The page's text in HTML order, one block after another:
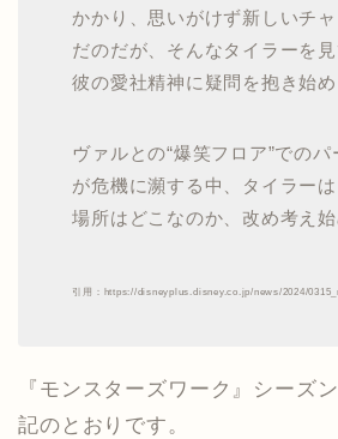
かかり、思いがけず新しいチ
だのだが、そんなタイラーを
彼の愛社精神に疑問を抱き始め
ヴァルとの“爆笑フロア”での
が危機に瀕する中、タイラー
場所はどこなのか、改め考え
引用：https://disneyplus.disney.co.jp/news/2024/
『モンスターズワーク』シーズ
記のとおりです。